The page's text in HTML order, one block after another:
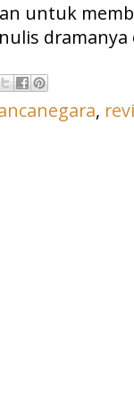
untuk
,